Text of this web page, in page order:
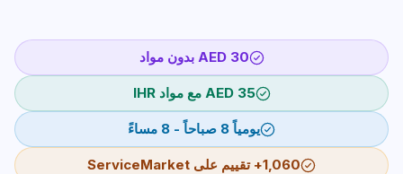
Sofa & Upholstery Cleaning
Carpet & Rug Cleaning
Mattress Cleaning
Saadiyat Island
Yas Island
Al Bateen
Al Khalidiyah
AED 30 بدون مواد
AED 35 مع مواد IHR
يومياً 8 صباحاً - 8 مساءً
1,060+ تقييم على ServiceMarket